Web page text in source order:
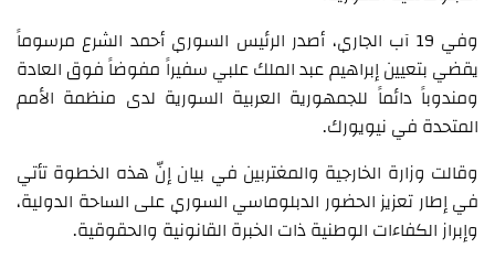
وفي 19 آب الجاري، أصدر الرئيس السوري أحمد الشرع مرسوماً
يقضي بتعيين إبراهيم عبد الملك علبي سفيراً مفوضاً فوق العادة
ومندوباً دائماً للجمهورية العربية السورية لدى منظمة الأمم
المتحدة في نيويورك.
وقالت وزارة الخارجية والمغتربين في بيان إنّ هذه الخطوة تأتي
في إطار تعزيز الحضور الدبلوماسي السوري على الساحة الدولية،
وإبراز الكفاءات الوطنية ذات الخبرة القانونية والحقوقية.